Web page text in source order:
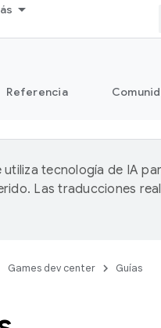
Referencia
utiliza tecnología de IA
Las traducciones
Games dev center Guías